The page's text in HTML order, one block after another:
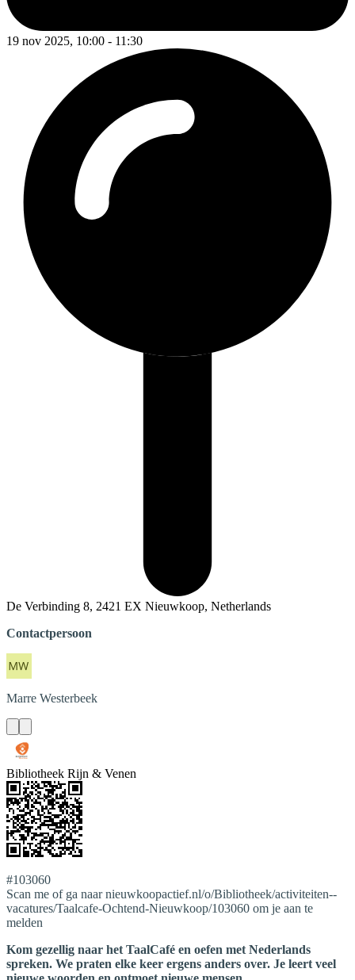
19 nov 2025, 10:00 - 11:30
De Verbinding 8, 2421 EX Nieuwkoop, Netherlands
Contactpersoon
Marre Westerbeek
Bibliotheek Rijn & Venen
#103060
Scan me of ga naar nieuwkoopactief.nl/o/Bibliotheek/activiteiten--
vacatures/Taalcafe-Ochtend-Nieuwkoop/103060 om je aan te
melden
Kom gezellig naar het TaalCafé en oefen met Nederlands
spreken. We praten elke keer ergens anders over. Je leert veel